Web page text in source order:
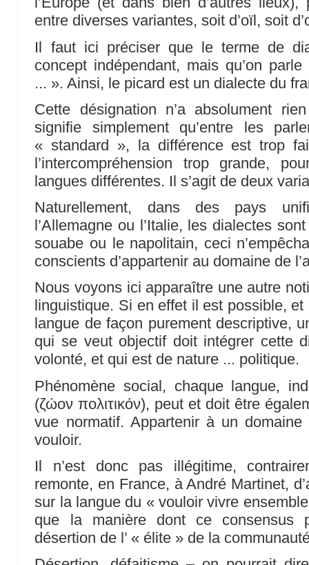
entre diverses variantes, soit d’oïl, soit
Il faut ici préciser que le terme de
concept indépendant, mais qu’on
... ». Ainsi, le picard est un dialecte du
Cette désignation n’a absolument
signifie simplement qu’entre les
« standard », la différence est trop
l’intercompréhension trop grande,
langues différentes. Il s’agit de deux
Naturellement, dans des pays
l’Allemagne ou l’Italie, les dialectes
souabe ou le napolitain, ceci
conscients d’appartenir au domaine de
Nous voyons ici apparaître une autre
linguistique. Si en effet il est possible, et
langue de façon purement descriptive,
qui se veut objectif doit intégrer cette
volonté, et qui est de nature ... politique.
Phénomène social, chaque langue,
(ζώον πολιτικόν), peut et doit être
vue normatif. Appartenir à un domaine
vouloir.
Il n’est donc pas illégitime,
remonte, en France, à André Martinet,
sur la langue du « vouloir vivre
que la manière dont ce consensus
désertion de l’ « élite » de la